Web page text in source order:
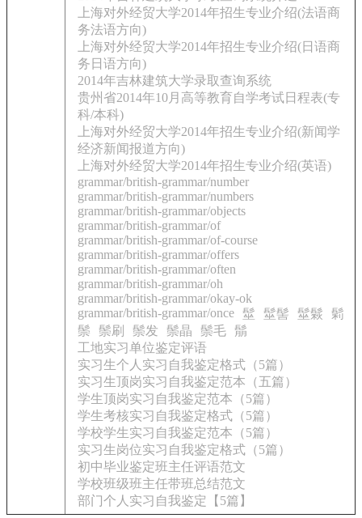
上海对外经贸大学2014年招生专业介绍(法语商
务法语方向)
上海对外经贸大学2014年招生专业介绍(日语商
务日语方向)
2014年吉林建筑大学录取查询系统
贵州省2014年10月高等教育自学考试日程表(专
科/本科)
上海对外经贸大学2014年招生专业介绍(新闻学
经济新闻报道方向)
上海对外经贸大学2014年招生专业介绍(英语)
grammar/british-grammar/number
grammar/british-grammar/numbers
grammar/british-grammar/objects
grammar/british-grammar/of
grammar/british-grammar/of-course
grammar/british-grammar/offers
grammar/british-grammar/often
grammar/british-grammar/oh
grammar/british-grammar/okay-ok
grammar/british-grammar/once 髽 髽髻 髽鬏
鬁
鬃
鬃刷 鬃发 鬃晶 鬃毛 鬅
工地实习单位鉴定评语
实习生个人实习自我鉴定格式（5篇）
实习生顶岗实习自我鉴定范本（五篇）
学生顶岗实习自我鉴定范本（5篇）
学生考核实习自我鉴定格式（5篇）
学校学生实习自我鉴定范本（5篇）
实习生岗位实习自我鉴定格式（5篇）
初中毕业鉴定班主任评语范文
学校班级班主任带班总结范文
部门个人实习自我鉴定【5篇】